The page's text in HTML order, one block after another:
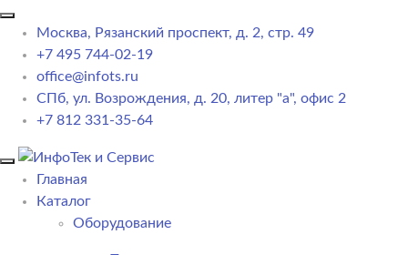
Москва, Рязанский проспект, д. 2, стр. 49
+7 495 744-02-19
office@infots.ru
СПб, ул. Возрождения, д. 20, литер "a", офис 2
+7 812 331-35-64
Главная
Каталог
Оборудование